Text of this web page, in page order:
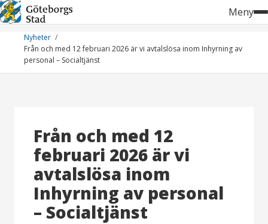
Hoppa
till
innehåll
Meny
Nyheter
Från och med 12 februari 2026 är vi avtalslösa inom Inhyrning av
personal – Socialtjänst
Från och med 12
februari 2026 är vi
avtalslösa inom
Inhyrning av personal
– Socialtjänst